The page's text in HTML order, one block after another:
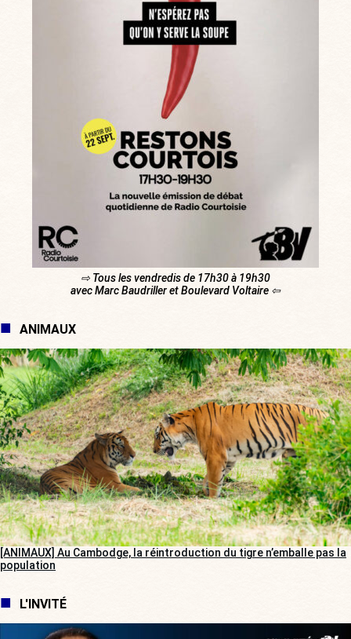
⇨ Tous les vendredis de 17h30 à 19h30
avec Marc Baudriller et Boulevard Voltaire ⇦
ANIMAUX
[ANIMAUX] Au Cambodge, la réintroduction du tigre n’emballe pas la
population
L'INVITÉ